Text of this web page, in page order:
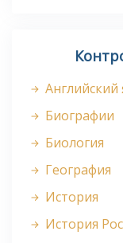
Английский
Биографии
Биология
География
История
История